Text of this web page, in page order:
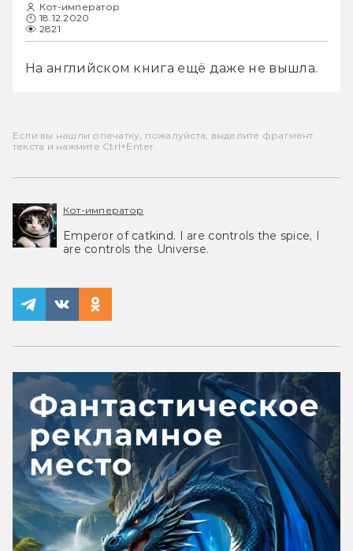
Кот-император
18.12.2020
2821
На английском книга ещё даже не вышла.
Если вы нашли опечатку, пожалуйста, выделите фрагмент
текста и нажмите Ctrl+Enter.
Кот-император
Emperor of catkind. I are controls the spice, I
are controls the Universe.